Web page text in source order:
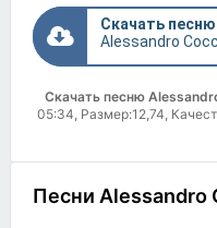
Скачать песню
Alessandro
Скачать песню
05:34, Размер:12,74,
Песни Alessandro